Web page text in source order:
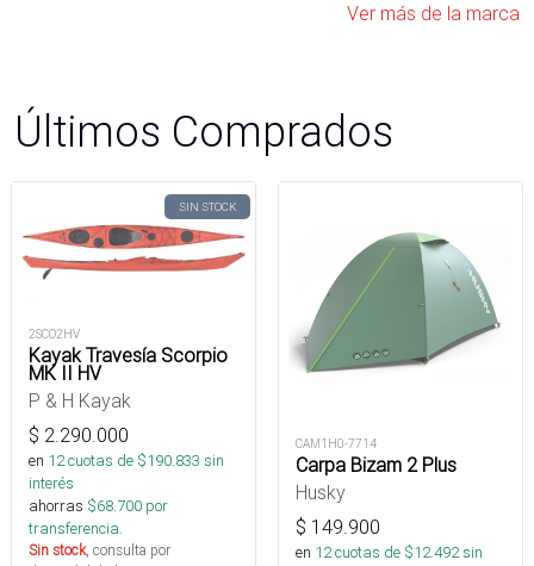
Ver más de la marca
Últimos Comprados
SIN STOCK
2SCO2HV
Kayak Travesía Scorpio
MK II HV
P & H Kayak
$ 2.290.000
en 12cuotas de $190.833 sin
interés
ahorras $68.700 por
transferencia.
Sin stock, consulta por
CAM1H0-7714
Carpa Bizam 2 Plus
Husky
$ 149.900
en 12cuotas de $12.492sin